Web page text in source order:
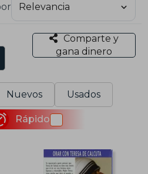
lo mejor de sí mismo desde el
Comparte y
gana dinero
Nuevos Usados
Rápido